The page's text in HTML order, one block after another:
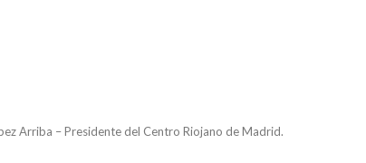
Arriba – Presidente del Centro Riojano de Madrid.